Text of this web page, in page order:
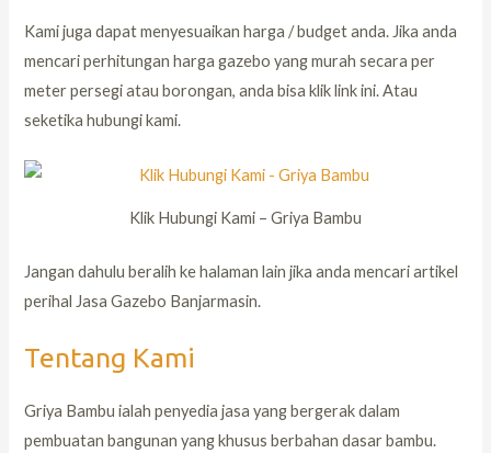
Kami juga dapat menyesuaikan harga / budget anda. Jika anda
mencari perhitungan harga gazebo yang murah secara per
meter persegi atau borongan, anda bisa klik link ini. Atau
seketika hubungi kami.
Klik Hubungi Kami – Griya Bambu
Jangan dahulu beralih ke halaman lain jika anda mencari artikel
perihal Jasa Gazebo Banjarmasin.
Tentang Kami
Griya Bambu ialah penyedia jasa yang bergerak dalam
pembuatan bangunan yang khusus berbahan dasar bambu.